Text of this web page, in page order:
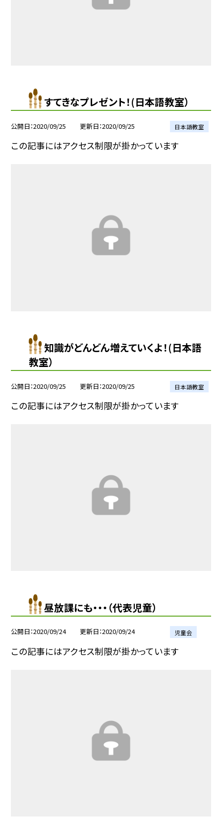
すてきなプレゼント！(日本語教室）
公開日 2020/09/25 更新日 2020/09/25 日本語教室
この記事にはアクセス制限が掛かっています
知識がどんどん増えていくよ！(日本語
教室）
公開日 2020/09/25 更新日 2020/09/25 日本語教室
この記事にはアクセス制限が掛かっています
昼放課にも・・・（代表児童）
公開日 2020/09/24 更新日 2020/09/24 児童会
この記事にはアクセス制限が掛かっています